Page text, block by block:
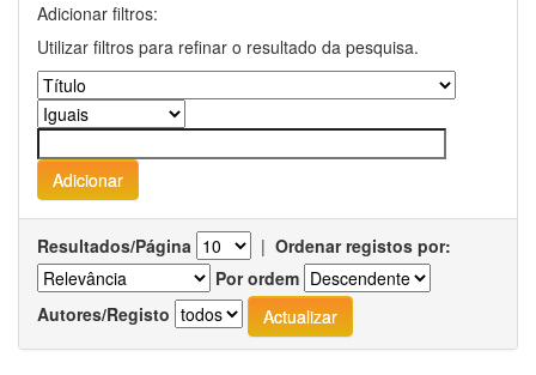
Adicionar filtros:
Utilizar filtros para refinar o resultado da pesquisa.
Resultados/Página | Ordenar registos por:
Por ordem
Autores/Registo